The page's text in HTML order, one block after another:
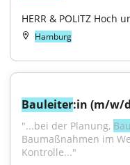
HERR & POLITZ Hoch
Hamburg
Bauleiter:in (m/w/
"...bei der Planung,
Baumaßnahmen im
Kontrolle..."